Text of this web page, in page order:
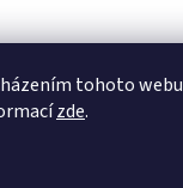
tohoto webu
zde.